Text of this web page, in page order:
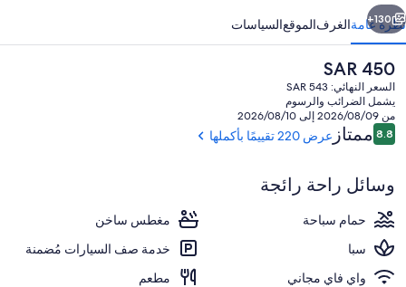
التالي
130+
نظرة عامةالغرفالموقعالسياسات
السعر
الحالي
هو
SAR
450
SAR 450
السعر النهائي: SAR 543
يشمل الضرائب والرسوم
من 2026/08/09 إلى 2026/08/10
التقييمات
8.88.8 من 10ممتاز عرض 220 تقييمًا بأكملها
وسائل راحة رائجة
حمام سباحة
مغطس ساخن
سبا
خدمة صف السيارات مُضمنة
واي فاي مجاني
مطعم